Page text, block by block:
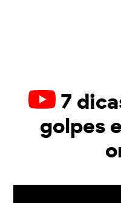
7
golpes